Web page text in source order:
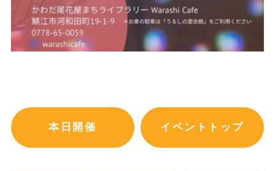
本日開催 イベントトップ